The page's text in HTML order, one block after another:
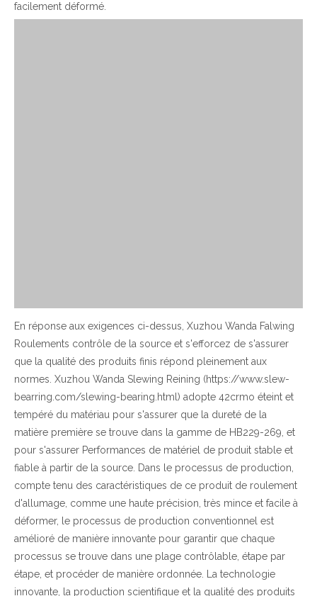
facilement déformé.
En réponse aux exigences ci-dessus, Xuzhou Wanda Falwing
Roulements contrôle de la source et s'efforcez de s'assurer
que la qualité des produits finis répond pleinement aux
normes. Xuzhou Wanda Slewing Reining (https://www.slew-
bearring.com/slewing-bearing.html) adopte 42crmo éteint et
tempéré du matériau pour s'assurer que la dureté de la
matière première se trouve dans la gamme de HB229-269, et
pour s'assurer Performances de matériel de produit stable et
fiable à partir de la source. Dans le processus de production,
compte tenu des caractéristiques de ce produit de roulement
d'allumage, comme une haute précision, très mince et facile à
déformer, le processus de production conventionnel est
amélioré de manière innovante pour garantir que chaque
processus se trouve dans une plage contrôlable, étape par
étape, et procéder de manière ordonnée. La technologie
innovante, la production scientifique et la qualité des produits